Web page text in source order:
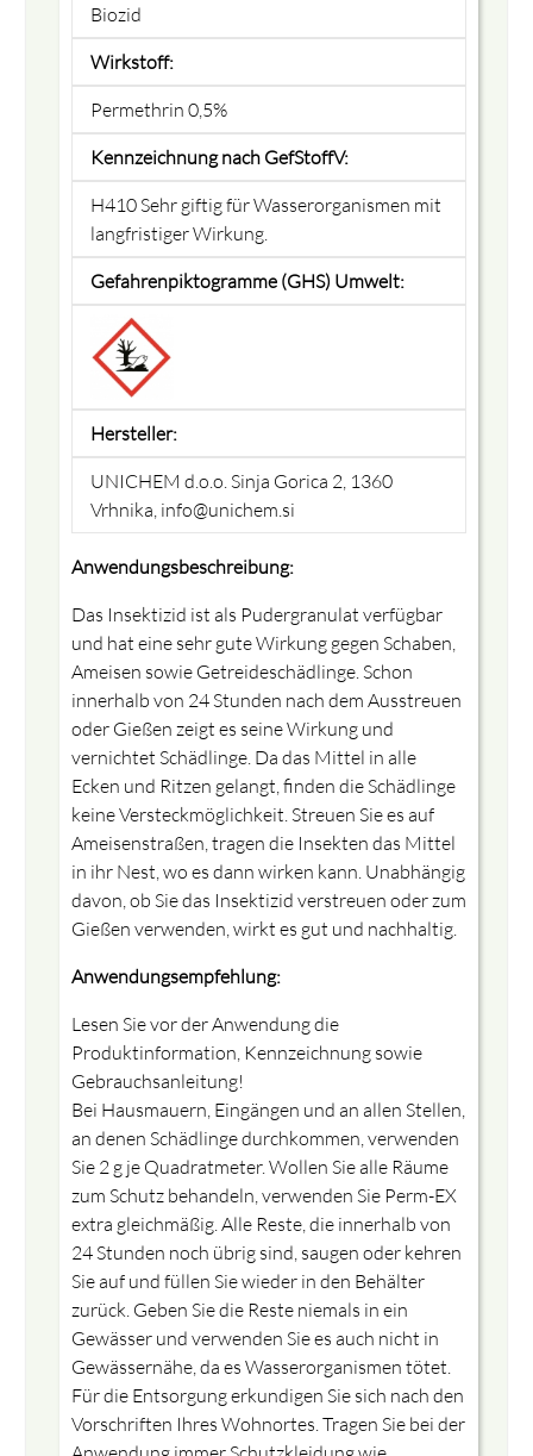
Biozid
Wirkstoff:
Permethrin 0,5%
Kennzeichnung nach GefStoffV:
H410 Sehr giftig für Wasserorganismen mit
langfristiger Wirkung.
Gefahrenpiktogramme (GHS) Umwelt:
Hersteller:
UNICHEM d.o.o. Sinja Gorica 2, 1360
Vrhnika, info@unichem.si
Anwendungsbeschreibung:
Das Insektizid ist als Pudergranulat verfügbar
und hat eine sehr gute Wirkung gegen Schaben,
Ameisen sowie Getreideschädlinge. Schon
innerhalb von 24 Stunden nach dem Ausstreuen
oder Gießen zeigt es seine Wirkung und
vernichtet Schädlinge. Da das Mittel in alle
Ecken und Ritzen gelangt, finden die Schädlinge
keine Versteckmöglichkeit. Streuen Sie es auf
Ameisenstraßen, tragen die Insekten das Mittel
in ihr Nest, wo es dann wirken kann. Unabhängig
davon, ob Sie das Insektizid verstreuen oder zum
Gießen verwenden, wirkt es gut und nachhaltig.
Anwendungsempfehlung:
Lesen Sie vor der Anwendung die
Produktinformation, Kennzeichnung sowie
Gebrauchsanleitung!
Bei Hausmauern, Eingängen und an allen Stellen,
an denen Schädlinge durchkommen, verwenden
Sie 2 g je Quadratmeter. Wollen Sie alle Räume
zum Schutz behandeln, verwenden Sie Perm-EX
extra gleichmäßig. Alle Reste, die innerhalb von
24 Stunden noch übrig sind, saugen oder kehren
Sie auf und füllen Sie wieder in den Behälter
zurück. Geben Sie die Reste niemals in ein
Gewässer und verwenden Sie es auch nicht in
Gewässernähe, da es Wasserorganismen tötet.
Für die Entsorgung erkundigen Sie sich nach den
Vorschriften Ihres Wohnortes. Tragen Sie bei der
Zwingendes Abgabegespräch und Informationsvideo
zum Erwerb dieses Produktes